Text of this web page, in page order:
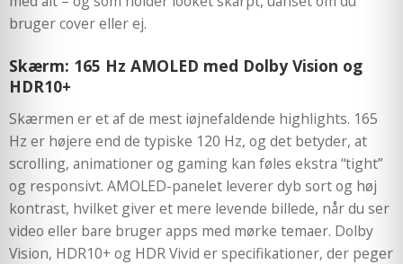
bruger cover eller ej.
Skærm: 165 Hz AMOLED med Dolby Vision og
HDR10+
Skærmen er et af de mest iøjnefaldende highlights. 165
Hz er højere end de typiske 120 Hz, og det betyder, at
scrolling, animationer og gaming kan føles ekstra “tight”
og responsivt. AMOLED-panelet leverer dyb sort og høj
kontrast, hvilket giver et mere levende billede, når du ser
video eller bare bruger apps med mørke temaer. Dolby
Vision, HDR10+ og HDR Vivid er specifikationer, der peger